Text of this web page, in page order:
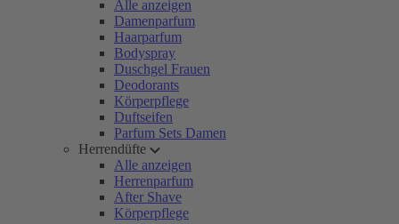
Alle anzeigen
Damenparfum
Haarparfum
Bodyspray
Duschgel Frauen
Deodorants
Körperpflege
Duftseifen
Parfum Sets Damen
Herrendüfte
Alle anzeigen
Herrenparfum
After Shave
Körperpflege